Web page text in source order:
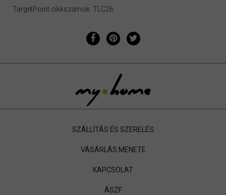
TargetPoint cikkszámok: TLC26
SZÁLLÍTÁS ÉS SZERELÉS
VÁSÁRLÁS MENETE
KAPCSOLAT
ÁSZF